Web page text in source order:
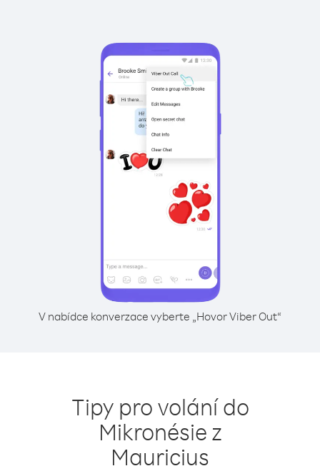
V nabídce konverzace vyberte „Hovor Viber Out“
Tipy pro volání do
Mikronésie z
Mauricius